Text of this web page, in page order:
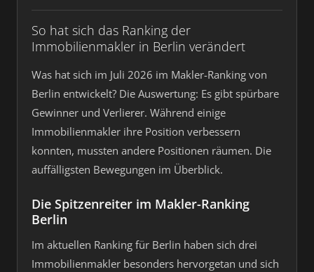
So hat sich das Ranking der
Immobilienmakler in Berlin verändert
Was hat sich im Juli 2026 im Makler-Ranking von
Berlin entwickelt? Die Auswertung: Es gibt spürbare
Gewinner und Verlierer. Während einige
Immobilienmakler ihre Position verbessern
konnten, mussten andere Positionen räumen. Die
auffälligsten Bewegungen im Überblick.
Die Spitzenreiter im Makler-Ranking
Berlin
Im aktuellen Ranking für Berlin haben sich drei
Immobilienmakler besonders hervorgetan und sich